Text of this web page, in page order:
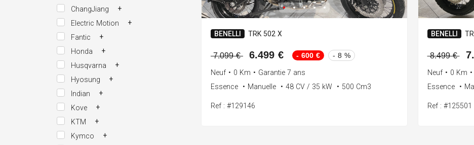
+
ChangJiang
+
Electric Motion
+
Fantic
+
Honda
+
Husqvarna
+
Hyosung
+
Indian
+
Kove
+
KTM
+
Kymco
BENELLI TRK 502 X
7.099 € 6.499 € - 600 € - 8 %
Neuf • 0 Km • Garantie 7 ans
Essence
• Manuelle • 48 CV / 35 kW • 500 Cm3
Ref : #129146
BENELLI
8.499 €
Neuf • 0 Km •
Essence
•
Ref : #125501